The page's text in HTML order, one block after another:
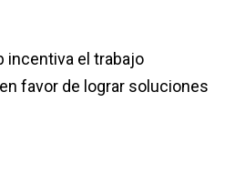
incentiva el trabajo
favor de lograr soluciones